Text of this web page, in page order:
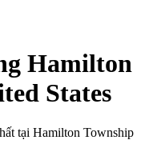
Hamilton
States
tại Hamilton Township